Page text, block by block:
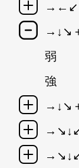
→↓↘
弱
強
→↓↘